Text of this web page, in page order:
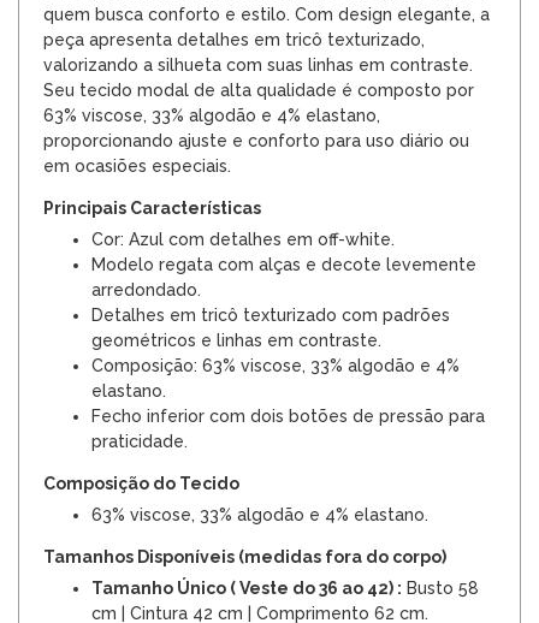
quem busca conforto e estilo. Com design elegante, a
peça apresenta detalhes em tricô texturizado,
valorizando a silhueta com suas linhas em contraste.
Seu tecido modal de alta qualidade é composto por
63% viscose, 33% algodão e 4% elastano,
proporcionando ajuste e conforto para uso diário ou
em ocasiões especiais.
Principais Características
Cor: Azul com detalhes em off-white.
Modelo regata com alças e decote levemente
arredondado.
Detalhes em tricô texturizado com padrões
geométricos e linhas em contraste.
Composição: 63% viscose, 33% algodão e 4%
elastano.
Fecho inferior com dois botões de pressão para
praticidade.
Composição do Tecido
63% viscose, 33% algodão e 4% elastano.
Tamanhos Disponíveis (medidas fora do corpo)
Tamanho Único ( Veste do 36 ao 42) : Busto 58
cm | Cintura 42 cm | Comprimento 62 cm.